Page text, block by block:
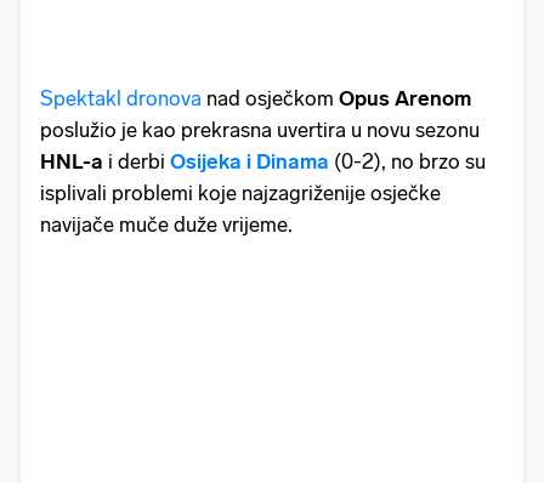
Spektakl dronova nad osječkom Opus Arenom
poslužio je kao prekrasna uvertira u novu sezonu
HNL-a i derbi Osijeka i Dinama (0-2), no brzo su
isplivali problemi koje najzagriženije osječke
navijače muče duže vrijeme.